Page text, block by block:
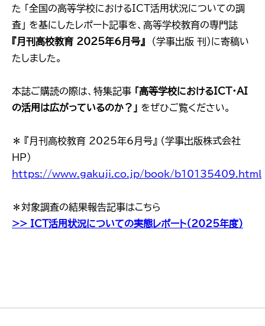
た 「全国の高等学校におけるICT活用状況についての調
査」 を基にしたレポート記事を、高等学校教育の専門誌
『月刊高校教育 2025年6月号』
（学事出版 刊）に寄稿い
たしました。
本誌ご購読の際は、特集記事
「高等学校におけるICT・AI
の活用は広がっているのか？」 をぜひご覧ください。
＊ 『月刊高校教育 2025年6月号』 （学事出版株式会社
HP）
https://www.gakuji.co.jp/book/b10135409.html
＊対象調査の結果報告記事はこちら
>> ICT活用状況についての実態レポート（2025年度）